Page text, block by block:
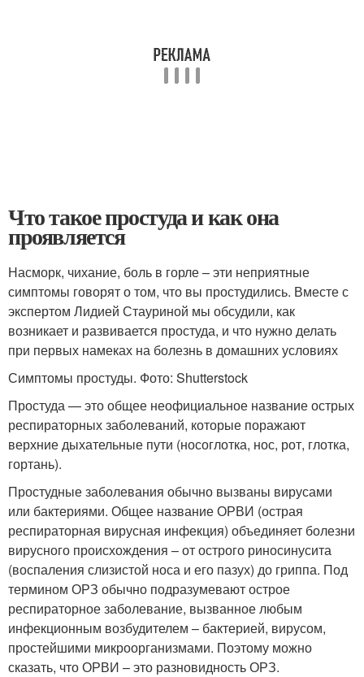
Что такое простуда и как она
проявляется
Насморк, чихание, боль в горле – эти неприятные
симптомы говорят о том, что вы простудились. Вместе с
экспертом Лидией Стауриной мы обсудили, как
возникает и развивается простуда, и что нужно делать
при первых намеках на болезнь в домашних условиях
Симптомы простуды. Фото: Shutterstock
Простуда — это общее неофициальное название острых
респираторных заболеваний, которые поражают
верхние дыхательные пути (носоглотка, нос, рот, глотка,
гортань).
Простудные заболевания обычно вызваны вирусами
или бактериями. Общее название ОРВИ (острая
респираторная вирусная инфекция) объединяет болезни
вирусного происхождения – от острого риносинусита
(воспаления слизистой носа и его пазух) до гриппа. Под
термином ОРЗ обычно подразумевают острое
респираторное заболевание, вызванное любым
инфекционным возбудителем – бактерией, вирусом,
простейшими микроорганизмами. Поэтому можно
сказать, что ОРВИ – это разновидность ОРЗ.